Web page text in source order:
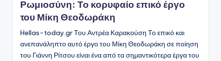
Ρωμιοσύνη: Το κορυφαίο επικό έργο
του Μίκη Θεοδωράκη
Hellas-today.gr Του Αντρέα Καρακούση Το επικό και
ανεπανάληπτο αυτό έργο του Μίκη Θεοδωράκη σε ποίηση
του Γιάννη Ρίτσου είναι ένα από τα σημαντικότερα έργα του